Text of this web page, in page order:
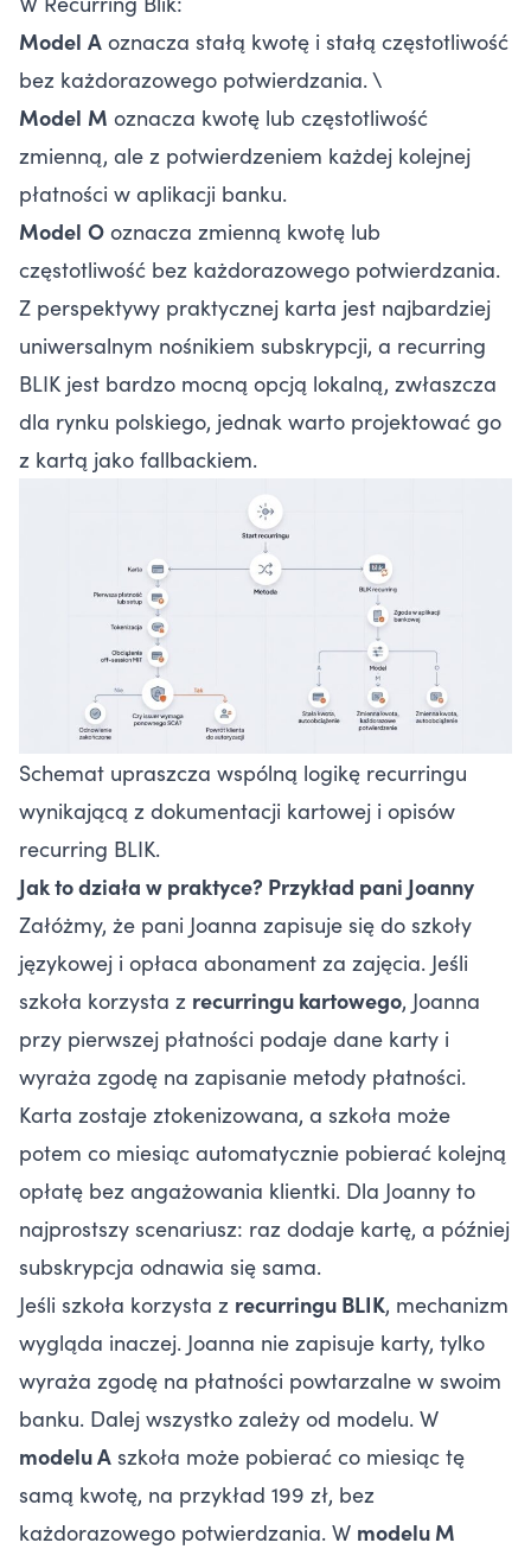
Model A oznacza stałą kwotę i stałą częstotliwość
bez każdorazowego potwierdzania. \
Model M oznacza kwotę lub częstotliwość
zmienną, ale z potwierdzeniem każdej kolejnej
płatności w aplikacji banku.
Model O oznacza zmienną kwotę lub
częstotliwość bez każdorazowego potwierdzania.
Z perspektywy praktycznej karta jest najbardziej
uniwersalnym nośnikiem subskrypcji, a recurring
BLIK jest bardzo mocną opcją lokalną, zwłaszcza
dla rynku polskiego, jednak warto projektować go
z kartą jako fallbackiem.
Schemat upraszcza wspólną logikę recurringu
wynikającą z dokumentacji kartowej i opisów
recurring BLIK.
Jak to działa w praktyce? Przykład pani Joanny
Załóżmy, że pani Joanna zapisuje się do szkoły
językowej i opłaca abonament za zajęcia. Jeśli
szkoła korzysta z recurringu kartowego, Joanna
przy pierwszej płatności podaje dane karty i
wyraża zgodę na zapisanie metody płatności.
Karta zostaje ztokenizowana, a szkoła może
potem co miesiąc automatycznie pobierać kolejną
opłatę bez angażowania klientki. Dla Joanny to
najprostszy scenariusz: raz dodaje kartę, a później
subskrypcja odnawia się sama.
Jeśli szkoła korzysta z recurringu BLIK, mechanizm
wygląda inaczej. Joanna nie zapisuje karty, tylko
wyraża zgodę na płatności powtarzalne w swoim
banku. Dalej wszystko zależy od modelu. W
modelu A szkoła może pobierać co miesiąc tę
samą kwotę, na przykład 199 zł, bez
każdorazowego potwierdzania. W modelu M